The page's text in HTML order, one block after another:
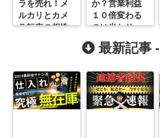
ラを売れ！メ
ルカリとカメ
ラ転売の相性
か？営業利益
１０倍変わる
のは当たり
前！の話
最新記事 -